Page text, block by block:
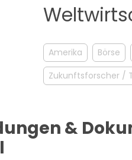
Amerika Börse
Zukunftsforscher /
&